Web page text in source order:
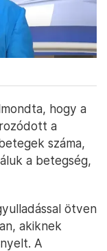
hogy a
a
száma,
a betegség,
ötven
akiknek
A